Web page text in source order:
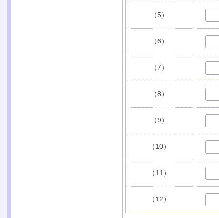
（5）
（6）
（7）
（8）
（9）
（10）
（11）
（12）